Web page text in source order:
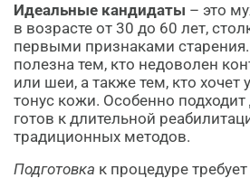
Идеальные кандидаты – это
в возрасте от 30 до 60 лет,
первыми признаками
полезна тем, кто недоволен
или шеи, а также тем, кто хочет
тонус кожи. Особенно подходит
готов к длительной
традиционных методов.
Подготовка к процедуре